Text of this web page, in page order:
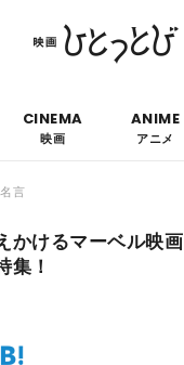
て優遇されることはありません
CINEMA
映画
ANIME
アニメ
言
かけるマーベル映
集！